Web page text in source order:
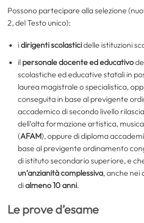
Possono partecipare alla selezione
2, del Testo unico):
idirigenti scolasticidelle istituzioni
ilpersonale docente ed educativo
scolastiche ed educative statali in
laurea magistrale o specialistica,
conseguita in base al previgente
accademico di secondo livello
dell’alta formazione artistica,
(AFAM), oppure di diploma
base al previgente ordinamento
di istituto secondario superiore, e
un’anzianità complessiva, anche nei
dialmeno 10 anni.
Le prove d’esame